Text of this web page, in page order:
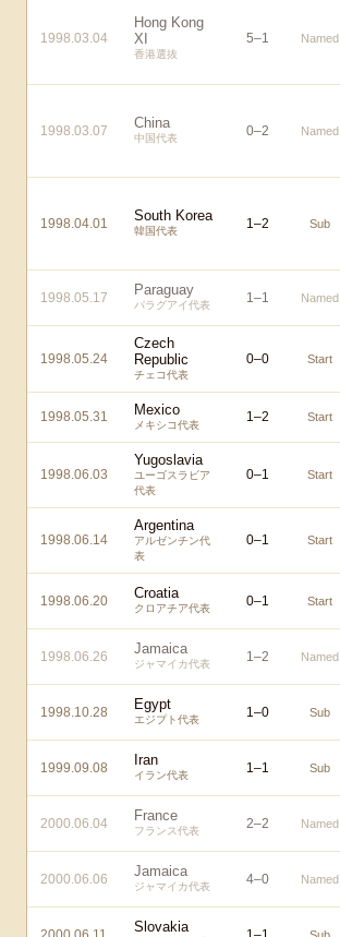
1998.03.04
Hong Kong
XI
香港選抜
5–1 Named
1998.03.07 China
中国代表 0–2 Named
1998.04.01 South Korea
韓国代表 1–2 Sub
1998.05.17 Paraguay
パラグアイ代表 1–1 Named
1998.05.24
Czech
Republic
チェコ代表
0–0 Start
1998.05.31 Mexico
メキシコ代表
1–2 Start
1998.06.03
Yugoslavia
ユーゴスラビア
代表
0–1 Start
1998.06.14
Argentina
アルゼンチン代
表
0–1 Start
1998.06.20 Croatia
クロアチア代表 0–1 Start
1998.06.26 Jamaica
ジャマイカ代表 1–2 Named
1998.10.28 Egypt
エジプト代表 1–0 Sub
1999.09.08 Iran
イラン代表 1–1 Sub
2000.06.04 France
フランス代表 2–2 Named
2000.06.06 Jamaica
ジャマイカ代表 4–0 Named
Slovakia